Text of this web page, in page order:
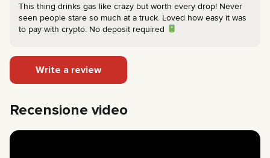
This thing drinks gas like crazy but worth every drop! Never
seen people stare so much at a truck. Loved how easy it was
to pay with crypto. No deposit required
Write a review
Recensione video